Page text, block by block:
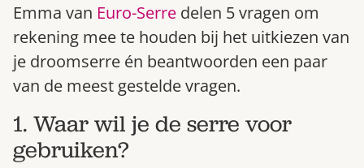
Gardeners’ World 08/2026
Bestel nu
Emma van Euro-Serre delen 5 vragen om
rekening mee te houden bij het uitkiezen van
je droomserre én beantwoorden een paar
van de meest gestelde vragen.
1. Waar wil je de serre voor
gebruiken?